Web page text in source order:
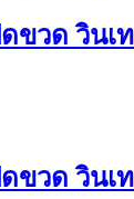
วด วินเ
ขวด วินเ